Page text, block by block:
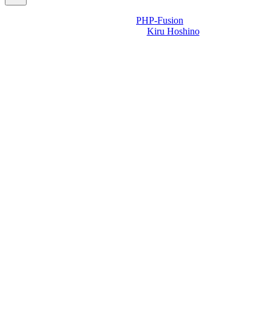
PHP-Fusion
Kiru Hoshino